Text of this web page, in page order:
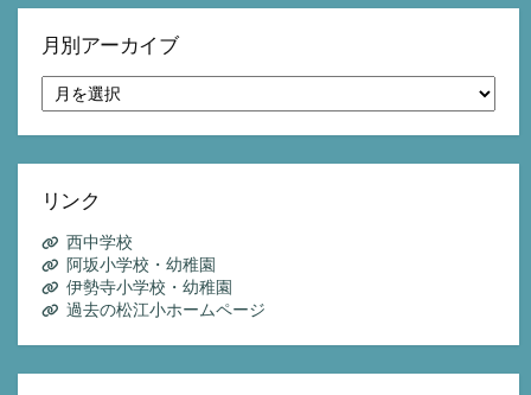
月別アーカイブ
別
ア
イ
リンク
西中学校
阿坂小学校・幼稚園
伊勢寺小学校・幼稚園
過去の松江小ホームページ